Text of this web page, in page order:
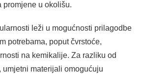
promjene u okolišu.
leži u mogućnosti prilagodbe
potrebama, poput čvrstoće,
na kemikalije. Za razliku od
umjetni materijali omogućuju